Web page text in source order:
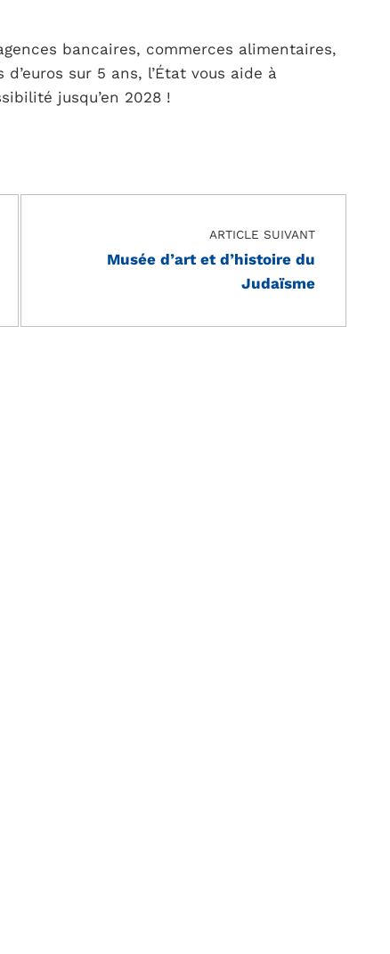
bancaires, commerces alimentaires,
sur 5 ans, l’État vous aide à
jusqu’en 2028 !
ARTICLE SUIVANT
Musée d’art et d’histoire du
Judaïsme